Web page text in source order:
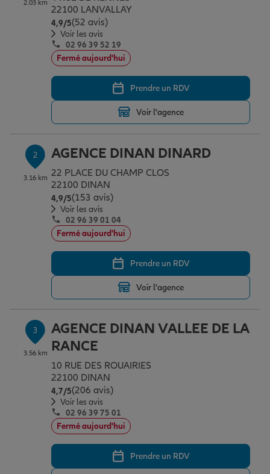
Assurance emprunteur
Prévoyance et dépendance
Assurance animal de compagnie
Protection de la famille
Protection juridique
Épargne & retraite
Plan épargne retraite
Assurance vie
Placements financiers
Investissements immobiliers
Transmission
Vos projets
Partir en vacances
Déménager
Changer de voiture
Départ à la retraite
Conseil assurance
Outre-mer
Assurance auto
Assurance habitation
Garantie des accidents de la vie
Assurance scolaire
Protection juridique
Professionnels
Allianz en France
2.03 km
22100 LANVALLAY
4,9/5Note de 4.9 sur 5
(52 avis)
Voir les avis
02 96 39 52 19
Fermé aujourd'hui
Prendre un RDV
Voir l'agence
2
3.16 km
AGENCE DINAN DINARD
22 PLACE DU CHAMP CLOS
22100 DINAN
4,9/5Note de 4.9 sur 5
(153 avis)
Voir les avis
02 96 39 01 04
Fermé aujourd'hui
Prendre un RDV
Voir l'agence
3
3.56 km
AGENCE DINAN VALLEE DE LA
RANCE
10 RUE DES ROUAIRIES
22100 DINAN
4,7/5Note de 4.7 sur 5
(206 avis)
Voir les avis
02 96 39 75 01
Fermé aujourd'hui
Prendre un RDV